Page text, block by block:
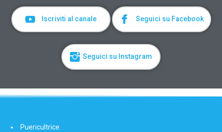
Iscriviti al canale Seguici su Facebook
Seguici su Instagram
Puericultrice